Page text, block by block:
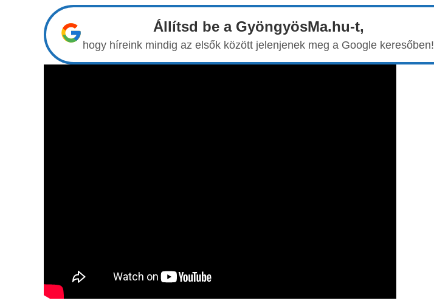
Állítsd be a GyöngyösMa.hu-t,
hogy híreink mindig az elsők között jelenjenek meg a Google keresőben!